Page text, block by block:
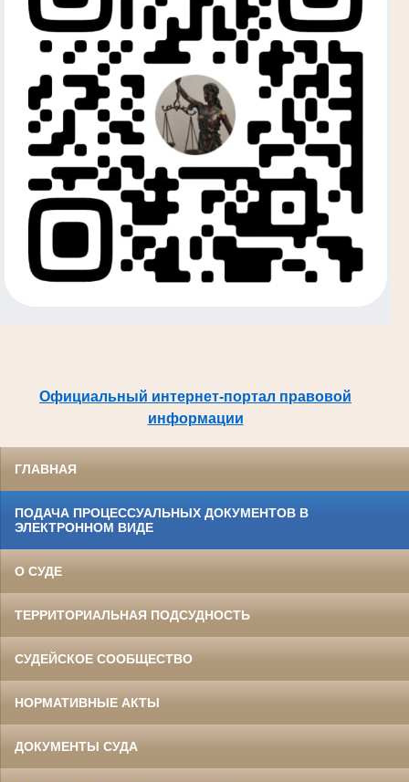
Официальный интернет-портал правовой
информации
ГЛАВНАЯ
ПОДАЧА ПРОЦЕССУАЛЬНЫХ ДОКУМЕНТОВ В
ЭЛЕКТРОННОМ ВИДЕ
О СУДЕ
ТЕРРИТОРИАЛЬНАЯ ПОДСУДНОСТЬ
СУДЕЙСКОЕ СООБЩЕСТВО
НОРМАТИВНЫЕ АКТЫ
ДОКУМЕНТЫ СУДА